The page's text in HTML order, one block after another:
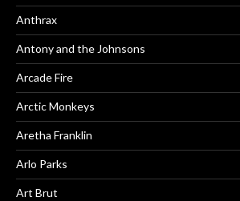
Anthrax
Antony and the Johnsons
Arcade Fire
Arctic Monkeys
Aretha Franklin
Arlo Parks
Art Brut